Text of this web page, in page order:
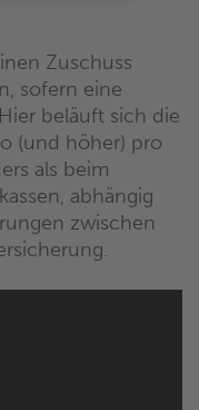
Zuschuss
sofern eine
beläuft sich die
(und höher) pro
als beim
abhängig
zwischen